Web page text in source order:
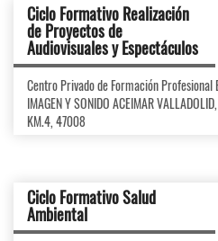
Ciclo Formativo Realización
de Proyectos de
Audiovisuales y Espectáculos
Centro Privado de Formación Profesional
IMAGEN Y SONIDO ACEIMAR
KM.4, 47008
Ciclo Formativo Salud
Ambiental